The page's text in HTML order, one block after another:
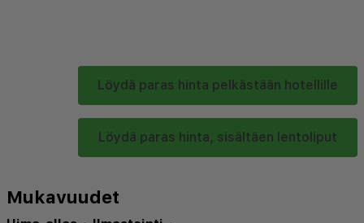
Löydä paras hinta pelkästään hotellille
Löydä paras hinta, sisältäen lentoliput
Mukavuudet